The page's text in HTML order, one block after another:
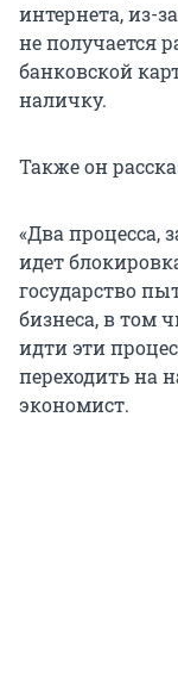
интернета, из-
не получается
банковской
наличку.
Также он
«Два процесса,
идет
государство
бизнеса, в том
идти эти
переходить на
экономист.